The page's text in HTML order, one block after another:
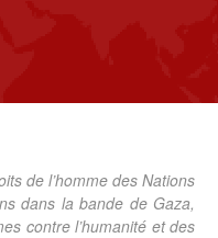
de l’homme des Nations
dans la bande de Gaza,
contre l’humanité et des